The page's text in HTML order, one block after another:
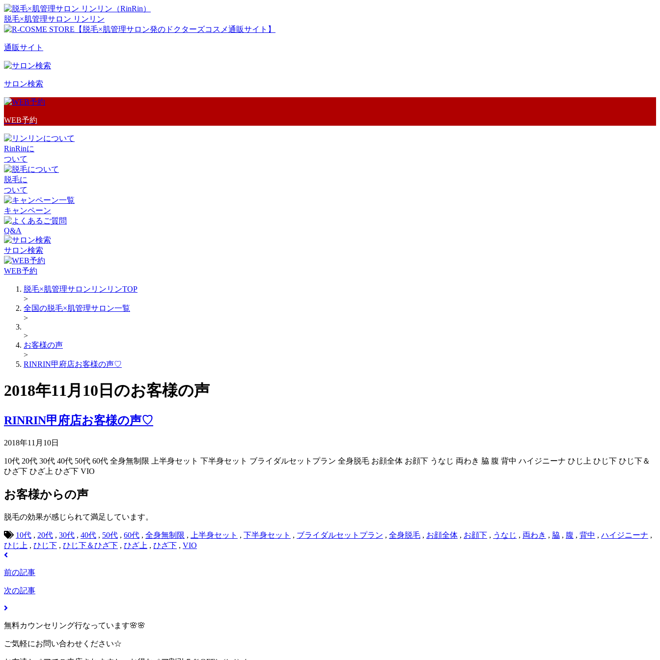
脱毛×肌管理サロン リンリン
通販サイト
サロン検索
WEB予約
RinRinに
ついて
脱毛に
ついて
キャンペーン
Q&A
サロン検索
WEB予約
脱毛×肌管理サロンリンリンTOP
>
全国の脱毛×肌管理サロン一覧
>
>
お客様の声
>
RINRIN甲府店お客様の声♡
2018年11月10日のお客様の声
RINRIN甲府店お客様の声♡
2018年11月10日
10代 20代 30代 40代 50代 60代 全身無制限 上半身セット 下半身セット ブライダルセットプラン 全身脱毛 お顔全体 お顔下 うなじ 両わき 脇 腹 背中 ハイジニーナ ひじ上 ひじ下 ひじ下＆
ひざ下 ひざ上 ひざ下 VIO
お客様からの声
脱毛の効果が感じられて満足しています。
10代 , 20代 , 30代 , 40代 , 50代 , 60代 , 全身無制限 , 上半身セット , 下半身セット , ブライダルセットプラン , 全身脱毛 , お顔全体 , お顔下 , うなじ , 両わき , 脇 , 腹 , 背中 , ハイジニーナ ,
ひじ上 , ひじ下 , ひじ下＆ひざ下 , ひざ上 , ひざ下 , VIO
前の記事
次の記事
無料カウンセリング行なっています🌸🌸
ご気軽にお問い合わせください☆